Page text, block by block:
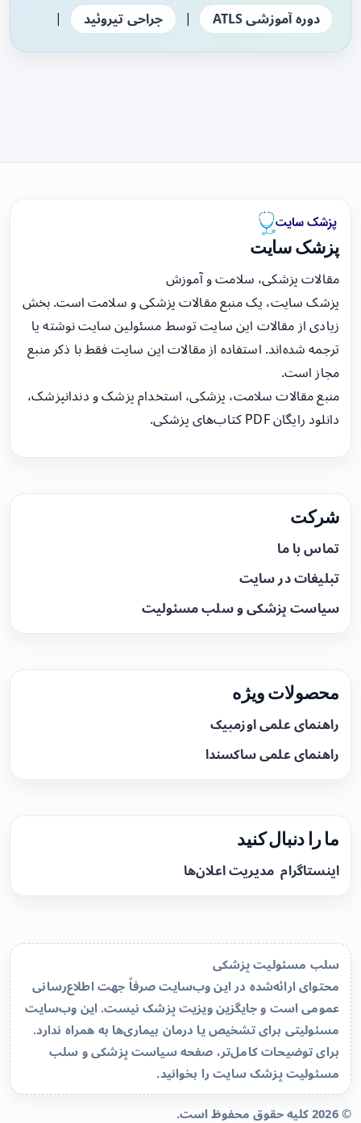
دوره آموزشی ATLS | جراحی تیروئید |
پزشک سایت
مقالات پزشکی، سلامت و آموزش
پزشک سایت، یک منبع مقالات پزشکی و سلامت است. بخش
زیادی از مقالات این سایت توسط مسئولین سایت نوشته یا
ترجمه شده‌اند. استفاده از مقالات این سایت فقط با ذکر منبع
مجاز است.
منبع مقالات سلامت، پزشکی، استخدام پزشک و دندانپزشک،
دانلود رایگان PDF کتاب‌های پزشکی.
شرکت
تماس با ما
تبلیغات در سایت
سیاست پزشکی و سلب مسئولیت
محصولات ویژه
راهنمای علمی اوزمپیک
راهنمای علمی ساکسندا
ما را دنبال کنید
اینستاگرام مدیریت اعلان‌ها
سلب مسئولیت پزشکی
محتوای ارائه‌شده در این وب‌سایت صرفاً جهت اطلاع‌رسانی
عمومی است و جایگزین ویزیت پزشک نیست. این وب‌سایت
مسئولیتی برای تشخیص یا درمان بیماری‌ها به همراه ندارد.
برای توضیحات کامل‌تر، صفحهسیاست پزشکی و سلب
مسئولیت پزشک سایترا بخوانید.
© 2026 کلیه حقوق محفوظ است.